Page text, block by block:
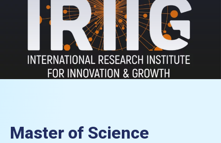
Master of Science